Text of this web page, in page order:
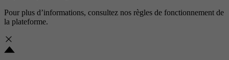
Pour plus d’informations, consultez nos règles de fonctionnement de
la plateforme.